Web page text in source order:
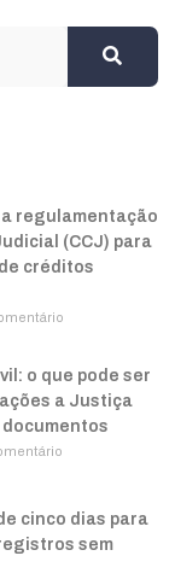
regulamentação
(CCJ) para
créditos
o que pode ser
a Justiça
cinco dias para
sem